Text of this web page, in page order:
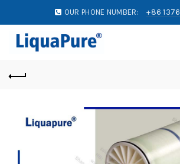
OUR PHONE NUMBER: +86